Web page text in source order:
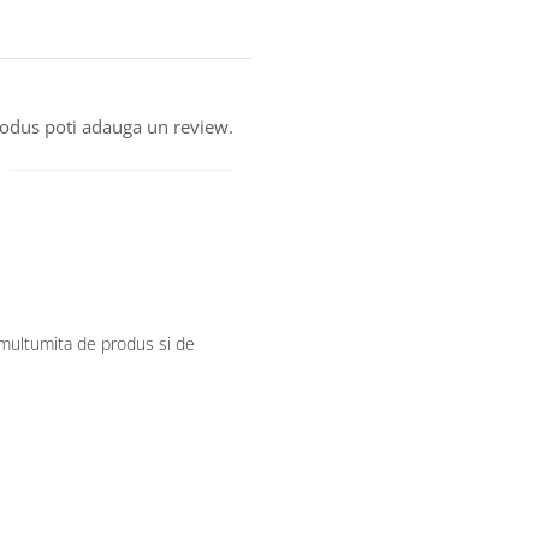
poti adauga un review.
de produs si de